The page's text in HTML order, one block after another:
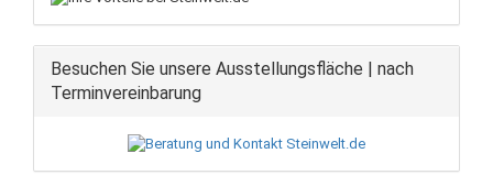
Besuchen Sie unsere Ausstellungsfläche | nach
Terminvereinbarung